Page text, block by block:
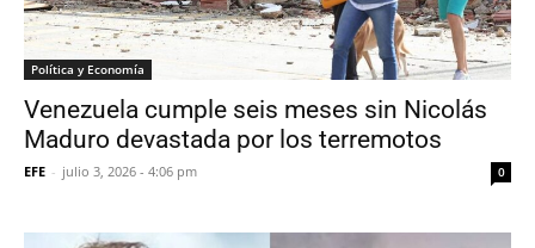
Política y Economía
Venezuela cumple seis meses sin Nicolás
Maduro devastada por los terremotos
EFE - julio 3, 2026 - 4:06 pm 0